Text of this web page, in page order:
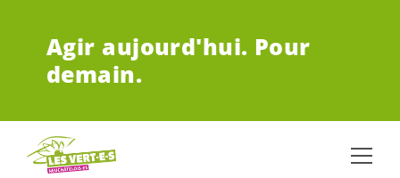
Agir aujourd'hui. Pour
demain.